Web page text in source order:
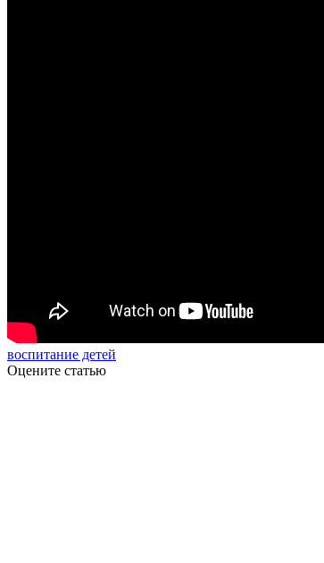
воспитание детей
Оцените статью